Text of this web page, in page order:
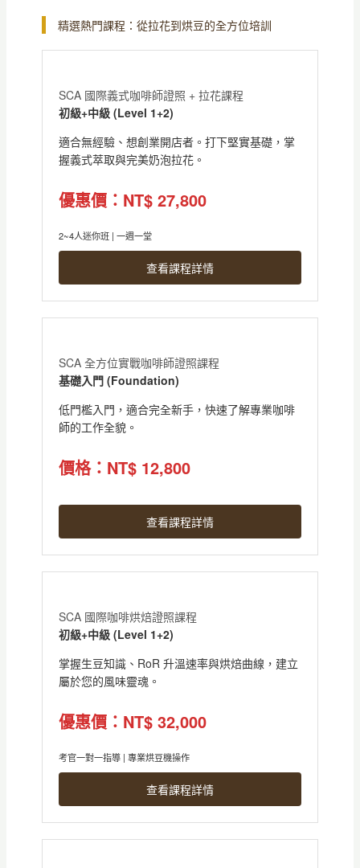
精選熱門課程：從拉花到烘豆的全方位培訓
SCA 國際義式咖啡師證照 + 拉花課程
初級+中級 (Level 1+2)
適合無經驗、想創業開店者。打下堅實基礎，掌
握義式萃取與完美奶泡拉花。
優惠價：NT$ 27,800
2~4人迷你班 | 一週一堂
查看課程詳情
SCA 全方位實戰咖啡師證照課程
基礎入門 (Foundation)
低門檻入門，適合完全新手，快速了解專業咖啡
師的工作全貌。
價格：NT$ 12,800
查看課程詳情
SCA 國際咖啡烘焙證照課程
初級+中級 (Level 1+2)
掌握生豆知識、RoR 升溫速率與烘焙曲線，建立
屬於您的風味靈魂。
優惠價：NT$ 32,000
考官一對一指導 | 專業烘豆機操作
查看課程詳情